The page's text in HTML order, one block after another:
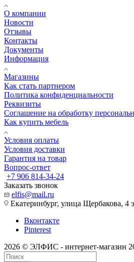
О компании
Новости
Отзывы
Контакты
Документы
Информация
Магазины
Как стать партнером
Политика конфиденциальности
Реквизиты
Соглашение на обработку
Как купить мебель
Условия оплаты
Условия доставки
Гарантия на товар
Вопрос-ответ
+7 906 814-34-24
Заказать звонок
elfis@mail.ru
Екатеринбург, улица Щербакова, 4
Вконтакте
Pinterest
2026 © ЭЛФИС - интернет-магазин